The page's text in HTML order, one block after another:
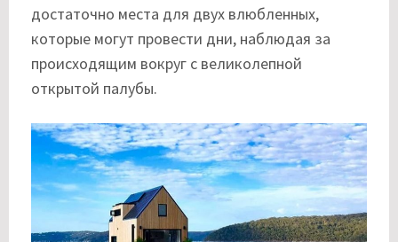
достаточно места для двух влюбленных,
которые могут провести дни, наблюдая за
происходящим вокруг с великолепной
открытой палубы.